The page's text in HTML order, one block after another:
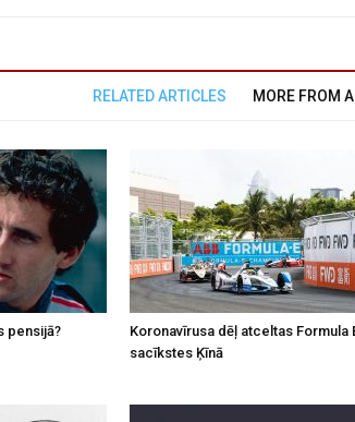
RELATED ARTICLES MORE FROM
pensijā?
Koronavīrusa dēļ atceltas Formula
sacīkstes Ķīnā